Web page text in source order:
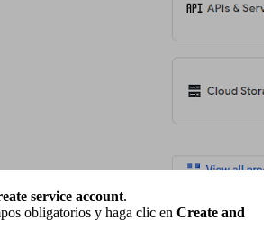
service account.
obligatorios y haga clic en Create and